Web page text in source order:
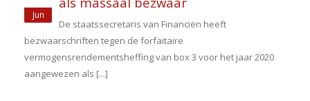
Jun
De staatssecretaris van Financiën heeft
bezwaarschriften tegen de forfaitaire
vermogensrendementsheffing van box 3 voor het jaar 2020
aangewezen als [...]